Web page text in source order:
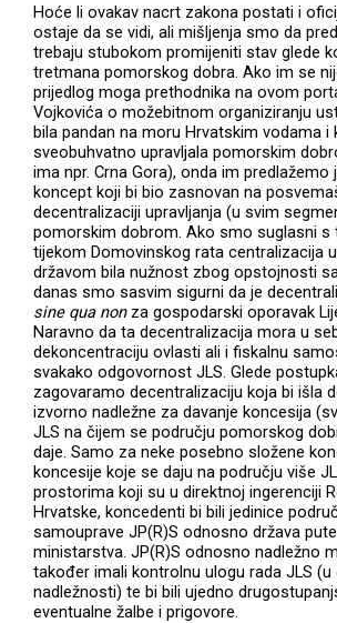
Hoće li ovakav nacrt zakona postati i
ostaje da se vidi, ali mišljenja smo da
trebaju stubokom promijeniti stav glede
tretmana pomorskog dobra. Ako im se
prijedlog moga prethodnika na ovom
Vojkovića o možebitnom organiziranju
bila pandan na moru Hrvatskim vodama i
sveobuhvatno upravljala pomorskim
ima npr. Crna Gora), onda im predlažemo
koncept koji bi bio zasnovan na
decentralizaciji upravljanja (u svim
pomorskim dobrom. Ako smo suglasni s
tijekom Domovinskog rata centralizacija
državom bila nužnost zbog opstojnosti
danas smo sasvim sigurni da je
sine qua nonza gospodarski oporavak
Naravno da ta decentralizacija mora u
dekoncentraciju ovlasti ali i fiskalnu
svakako odgovornost JLS. Glede
zagovaramo decentralizaciju koja bi išla
izvorno nadležne za davanje koncesija
JLS na čijem se području pomorskog
daje. Samo za neke posebno složene
koncesije koje se daju na području više
prostorima koji su u direktnoj ingerenciji
Hrvatske, koncedenti bi bili jedinice
samouprave JP(R)S odnosno država
ministarstva. JP(R)S odnosno nadležno
također imali kontrolnu ulogu rada JLS (u
nadležnosti) te bi bili ujedno
eventualne žalbe i prigovore.